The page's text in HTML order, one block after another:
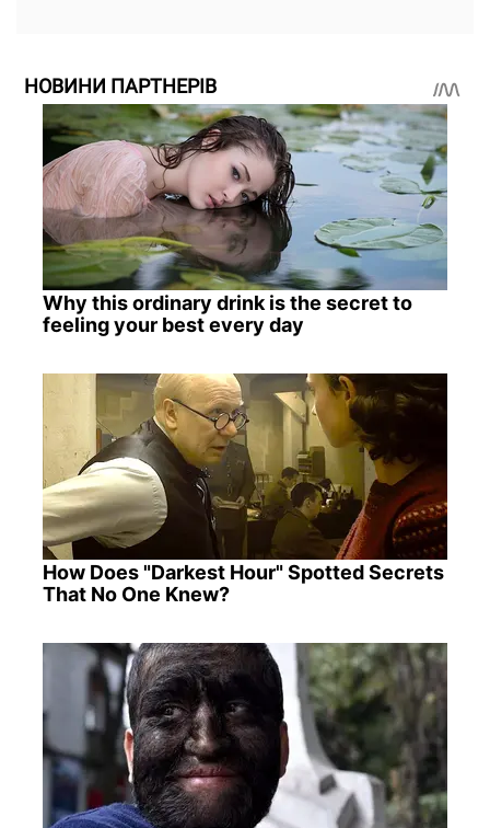
НОВИНИ ПАРТНЕРІВ
Why this ordinary drink is the secret to
feeling your best every day
How Does "Darkest Hour" Spotted Secrets
That No One Knew?